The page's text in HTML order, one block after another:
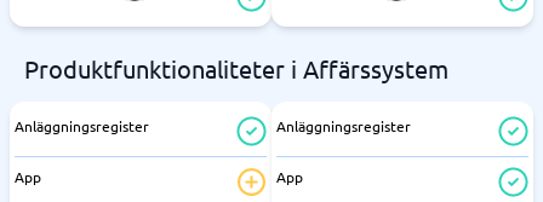
Produktfunktionaliteter i Affärssystem
Anläggningsregister
App
Anläggningsregister
App